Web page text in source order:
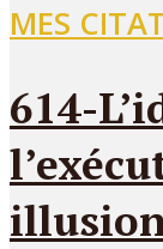
MES
614-